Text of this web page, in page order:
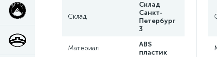
Склад
Склад
Санкт-
Петербург
3
Материал
ABS
пластик